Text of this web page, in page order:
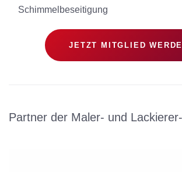
Schimmelbeseitigung
JETZT MITGLIED
Partner der Maler- und